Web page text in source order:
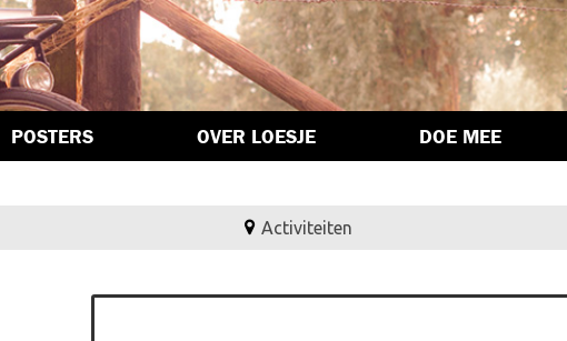
POSTERS OVER LOESJE DOE MEE
Activiteiten